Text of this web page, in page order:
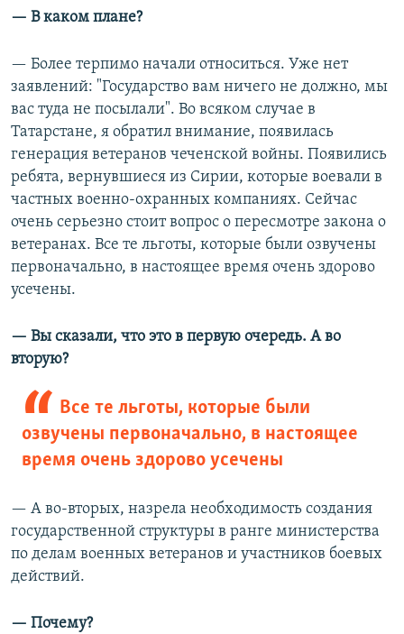
— В каком плане?
— Более терпимо начали относиться. Уже нет
заявлений: "Государство вам ничего не должно, мы
вас туда не посылали". Во всяком случае в
Татарстане, я обратил внимание, появилась
генерация ветеранов чеченской войны. Появились
ребята, вернувшиеся из Сирии, которые воевали в
частных военно-охранных компаниях. Сейчас
очень серьезно стоит вопрос о пересмотре закона о
ветеранах. Все те льготы, которые были озвучены
первоначально, в настоящее время очень здорово
усечены.
— Вы сказали, что это в первую очередь. А во
вторую?
Все те льготы, которые были
озвучены первоначально, в настоящее
время очень здорово усечены
— А во-вторых, назрела необходимость создания
государственной структуры в ранге министерства
по делам военных ветеранов и участников боевых
действий.
— Почему?